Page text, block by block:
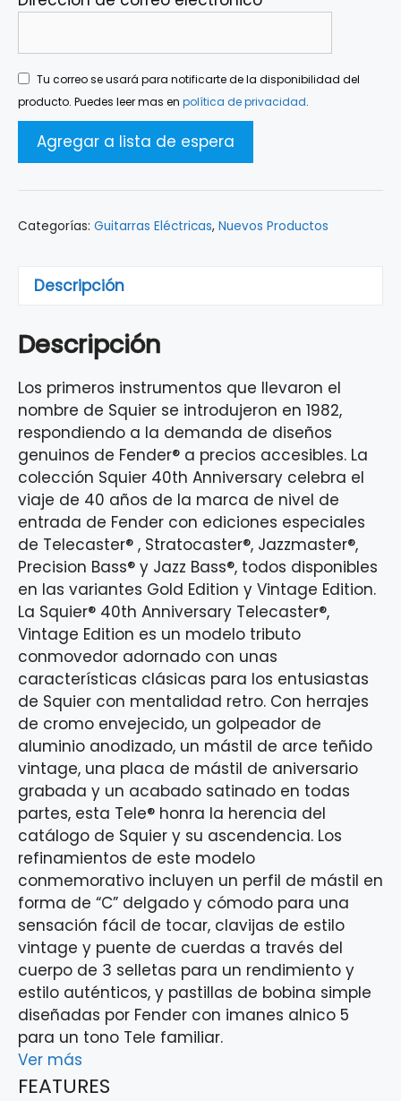
Tu correo se usará para notificarte de la disponibilidad del
producto. Puedes leer mas en política de privacidad.
Categorías: Guitarras Eléctricas, Nuevos Productos
Descripción
Descripción
Los primeros instrumentos que llevaron el
nombre de Squier se introdujeron en 1982,
respondiendo a la demanda de diseños
genuinos de Fender® a precios accesibles. La
colección Squier 40th Anniversary celebra el
viaje de 40 años de la marca de nivel de
entrada de Fender con ediciones especiales
de Telecaster® , Stratocaster®, Jazzmaster®,
Precision Bass® y Jazz Bass®, todos disponibles
en las variantes Gold Edition y Vintage Edition.
La Squier® 40th Anniversary Telecaster®,
Vintage Edition es un modelo tributo
conmovedor adornado con unas
características clásicas para los entusiastas
de Squier con mentalidad retro. Con herrajes
de cromo envejecido, un golpeador de
aluminio anodizado, un mástil de arce teñido
vintage, una placa de mástil de aniversario
grabada y un acabado satinado en todas
partes, esta Tele® honra la herencia del
catálogo de Squier y su ascendencia. Los
refinamientos de este modelo
conmemorativo incluyen un perfil de mástil en
forma de “C” delgado y cómodo para una
sensación fácil de tocar, clavijas de estilo
vintage y puente de cuerdas a través del
cuerpo de 3 selletas para un rendimiento y
estilo auténticos, y pastillas de bobina simple
diseñadas por Fender con imanes alnico 5
para un tono Tele familiar.
Ver más
FEATURES